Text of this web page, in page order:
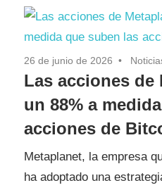
26 de junio de 2026
Las acciones de
un 88% a
acciones de
Metaplanet, la empresa
ha adoptado una